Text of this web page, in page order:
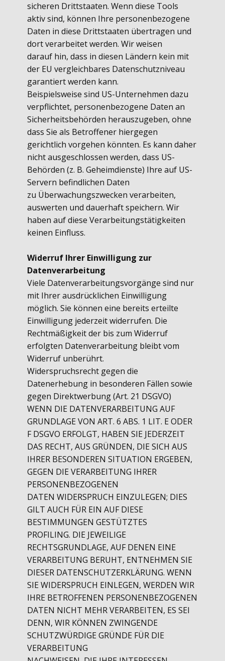
sicheren Drittstaaten. Wenn diese Tools
aktiv sind, können Ihre personenbezogene
Daten in diese Drittstaaten übertragen und
dort verarbeitet werden. Wir weisen
darauf hin, dass in diesen Ländern kein mit
der EU vergleichbares Datenschutzniveau
garantiert werden kann.
Beispielsweise sind US-Unternehmen dazu
verpflichtet, personenbezogene Daten an
Sicherheitsbehörden herauszugeben, ohne
dass Sie als Betroffener hiergegen
gerichtlich vorgehen könnten. Es kann daher
nicht ausgeschlossen werden, dass US-
Behörden (z. B. Geheimdienste) Ihre auf US-
Servern befindlichen Daten
zu Überwachungszwecken verarbeiten,
auswerten und dauerhaft speichern. Wir
haben auf diese Verarbeitungstätigkeiten
keinen Einfluss.
Widerruf Ihrer Einwilligung zur
Datenverarbeitung
Viele Datenverarbeitungsvorgänge sind nur
mit Ihrer ausdrücklichen Einwilligung
möglich. Sie können eine bereits erteilte
Einwilligung jederzeit widerrufen. Die
Rechtmäßigkeit der bis zum Widerruf
erfolgten Datenverarbeitung bleibt vom
Widerruf unberührt.
Widerspruchsrecht gegen die
Datenerhebung in besonderen Fällen sowie
gegen Direktwerbung (Art. 21 DSGVO)
WENN DIE DATENVERARBEITUNG AUF
GRUNDLAGE VON ART. 6 ABS. 1 LIT. E ODER
F DSGVO ERFOLGT, HABEN SIE JEDERZEIT
DAS RECHT, AUS GRÜNDEN, DIE SICH AUS
IHRER BESONDEREN SITUATION ERGEBEN,
GEGEN DIE VERARBEITUNG IHRER
PERSONENBEZOGENEN
DATEN WIDERSPRUCH EINZULEGEN; DIES
GILT AUCH FÜR EIN AUF DIESE
BESTIMMUNGEN GESTÜTZTES
PROFILING. DIE JEWEILIGE
RECHTSGRUNDLAGE, AUF DENEN EINE
VERARBEITUNG BERUHT, ENTNEHMEN SIE
DIESER DATENSCHUTZERKLÄRUNG. WENN
SIE WIDERSPRUCH EINLEGEN, WERDEN WIR
IHRE BETROFFENEN PERSONENBEZOGENEN
DATEN NICHT MEHR VERARBEITEN, ES SEI
DENN, WIR KÖNNEN ZWINGENDE
SCHUTZWÜRDIGE GRÜNDE FÜR DIE
VERARBEITUNG